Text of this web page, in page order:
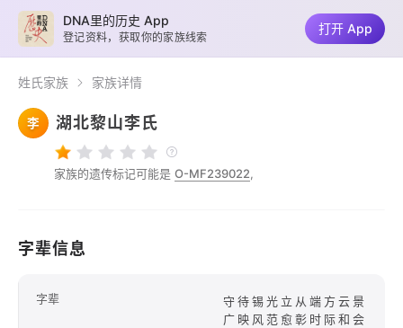
姓氏家族 家族详情
李 湖北黎山李氏
家族的遗传标记可能是 O-MF239022,
字辈信息
字辈
守待锡光立从端方云景
广映风范愈彰时际和会
DNA里的历史 App
登记资料，获取你的家族线索
打开 App